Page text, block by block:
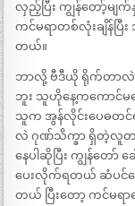
လှည့်ပြီး ကျွန်တော့်မျ
ကင်မရာတစ်လုံးချိန်ပြီ
တယ်။
ဘာလို့ ဗီဒီယို ရိုက်တာလဲ မ
ဘူး သူဟိုနေ့ကကောင်
သူက အွန်လိုင်းပေဓတ
လဲ ဂုဏ်သိက္ခာ ရှိတဲ့လူတစ်
နေပါဆိုပြီး ကျွန်တော် ခ
ပေးလိုက်ရတယ် ဆံပင်
တယ် ပြီးတော့ ကင်မရာ